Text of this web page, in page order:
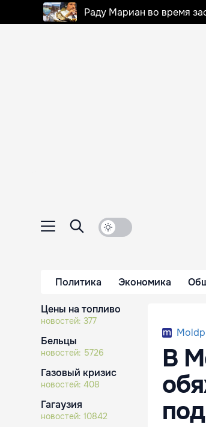
Раду Мариан во время
Политика Экономика
Цены на топливо
новостей: 377
Бельцы
новостей: 5726
Газовый кризис
новостей: 408
Гагаузия
новостей: 10842
В